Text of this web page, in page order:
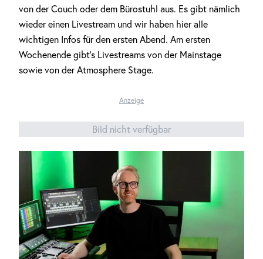
von der Couch oder dem Bürostuhl aus. Es gibt nämlich
wieder einen Livestream und wir haben hier alle
wichtigen Infos für den ersten Abend. Am ersten
Wochenende gibt’s Livestreams von der Mainstage
sowie von der Atmosphere Stage.
Anzeige
Bild nicht verfügbar